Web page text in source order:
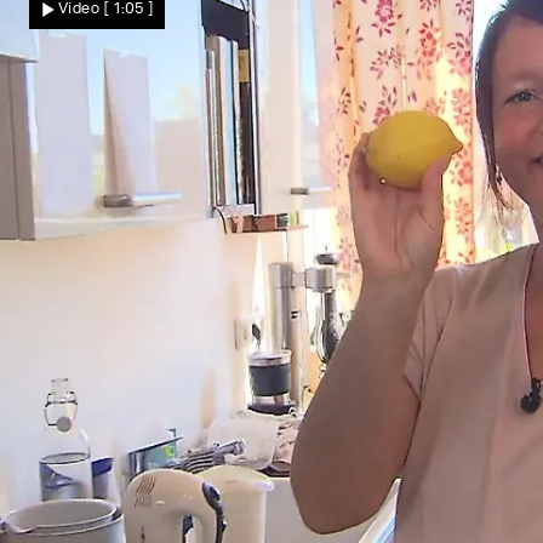
nach Monaten frisch zum Einsatz
Video [ 1:05 ]